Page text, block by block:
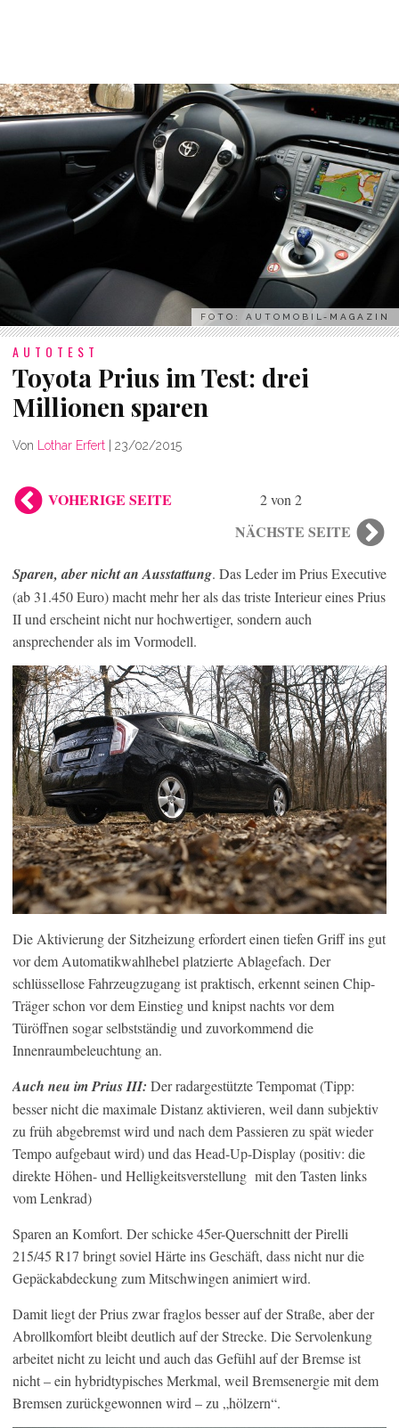
FOTO: AUTOMOBIL-MAGAZIN
AUTOTEST
Toyota Prius im Test: drei
Millionen sparen
Von Lothar Erfert | 23/02/2015
VOHERIGE SEITE 2 von 2
NÄCHSTE SEITE
Sparen, aber nicht an Ausstattung. Das Leder im Prius Executive
(ab 31.450 Euro) macht mehr her als das triste Interieur eines Prius
II und erscheint nicht nur hochwertiger, sondern auch
ansprechender als im Vormodell.
Die Aktivierung der Sitzheizung erfordert einen tiefen Griff ins gut
vor dem Automatikwahlhebel platzierte Ablagefach. Der
schlüssellose Fahrzeugzugang ist praktisch, erkennt seinen Chip-
Träger schon vor dem Einstieg und knipst nachts vor dem
Türöffnen sogar selbstständig und zuvorkommend die
Innenraumbeleuchtung an.
Auch neu im Prius III: Der radargestützte Tempomat (Tipp:
besser nicht die maximale Distanz aktivieren, weil dann subjektiv
zu früh abgebremst wird und nach dem Passieren zu spät wieder
Tempo aufgebaut wird) und das Head-Up-Display (positiv: die
direkte Höhen- und Helligkeitsverstellung mit den Tasten links
vom Lenkrad)
Sparen an Komfort. Der schicke 45er-Querschnitt der Pirelli
215/45 R17 bringt soviel Härte ins Geschäft, dass nicht nur die
Gepäckabdeckung zum Mitschwingen animiert wird.
Damit liegt der Prius zwar fraglos besser auf der Straße, aber der
Abrollkomfort bleibt deutlich auf der Strecke. Die Servolenkung
arbeitet nicht zu leicht und auch das Gefühl auf der Bremse ist
nicht – ein hybridtypisches Merkmal, weil Bremsenergie mit dem
Bremsen zurückgewonnen wird – zu „hölzern“.